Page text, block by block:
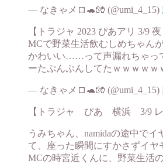
— なきゃメロ🐢🧤 (@umi_4_15)
【トラジャ 2023 ぴあアリ 3/9 夜
MCで野菜生活飲むしめちゃん
かわいい……って声漏れちゃっ
ーたぷんぷんしてたｗｗｗｗｗ
— なきゃメロ🐢🧤 (@umi_4_15)
【トラジャ ぴあ 横浜 3/9 レ
うみちゃん、namidaの途中でイ
て、座った瞬間にすかさずイヤ
MCの時宮近くんに、野菜生活